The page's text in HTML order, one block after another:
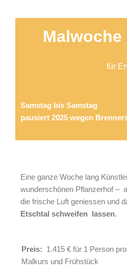
für
Samstag bis Samstag
pausiert 2025 wegen
Eine ganze Woche lang
wunderschönen Pflanzerhof –
die frische Luft geniessen und
Etschtal schweifen lassen.
Preis: 1.415 € für 1 Person
Malkurs und Frühstück